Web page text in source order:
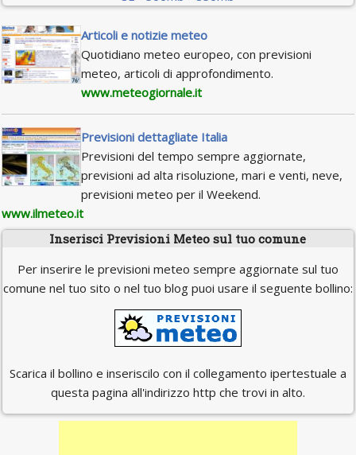
Articoli e notizie meteo
Quotidiano meteo europeo, con previsioni
meteo, articoli di approfondimento.
www.meteogiornale.it
Previsioni dettagliate Italia
Previsioni del tempo sempre aggiornate,
previsioni ad alta risoluzione, mari e venti, neve,
previsioni meteo per il Weekend.
www.ilmeteo.it
Inserisci Previsioni Meteo sul tuo comune
Per inserire le previsioni meteo sempre aggiornate sul tuo
comune nel tuo sito o nel tuo blog puoi usare il seguente bollino:
Scarica il bollino e inseriscilo con il collegamento ipertestuale a
questa pagina all'indirizzo http che trovi in alto.